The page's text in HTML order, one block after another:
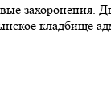
кладбище